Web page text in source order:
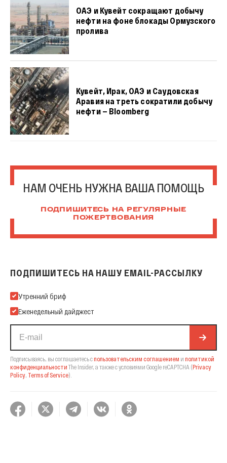
ОАЭ и Кувейт сокращают добычу
нефти на фоне блокады Ормузского
пролива
Кувейт, Ирак, ОАЭ и Саудовская
Аравия на треть сократили добычу
нефти — Bloomberg
НАМ ОЧЕНЬ НУЖНА ВАША ПОМОЩЬ
ПОДПИШИТЕСЬ НА РЕГУЛЯРНЫЕ
ПОЖЕРТВОВАНИЯ
ПОДПИШИТЕСЬ НА НАШУ EMAIL-РАССЫЛКУ
Подпишитесь на нашу Email-рассылку
Утренний бриф
Еженедельный дайджест
Подписываясь, вы соглашаетесь спользовательским соглашением и политикой
конфиденциальности The Insider, а также с условиями Google reCAPTCHA (Privacy
Policy, Terms of Service).